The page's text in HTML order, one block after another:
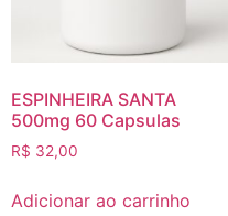
ESPINHEIRA SANTA
500mg 60 Capsulas
R$ 32,00
Adicionar ao carrinho